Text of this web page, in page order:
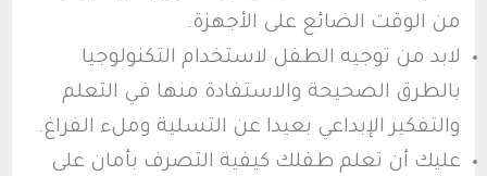
من الوقت الضائع على الأجهزة.
لابد من توجيه الطفل لاستخدام التكنولوجيا
بالطرق الصحيحة والاستفادة منها في التعلم
والتفكير الإبداعي بعيدا عن التسلية وملء الفراغ.
عليك أن تعلم طفلك كيفية التصرف بأمان على